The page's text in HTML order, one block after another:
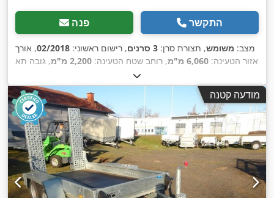
פנה התקשר
מצב: משומש, תצורת סרן: 3 סרנים , רישום ראשוני: 02/2018, אורך
אזור הטעינה: 6,060 מ"מ , רוחב שטח הטעינה: 2,200 מ"מ
, גובה תא
מודעה קטנה